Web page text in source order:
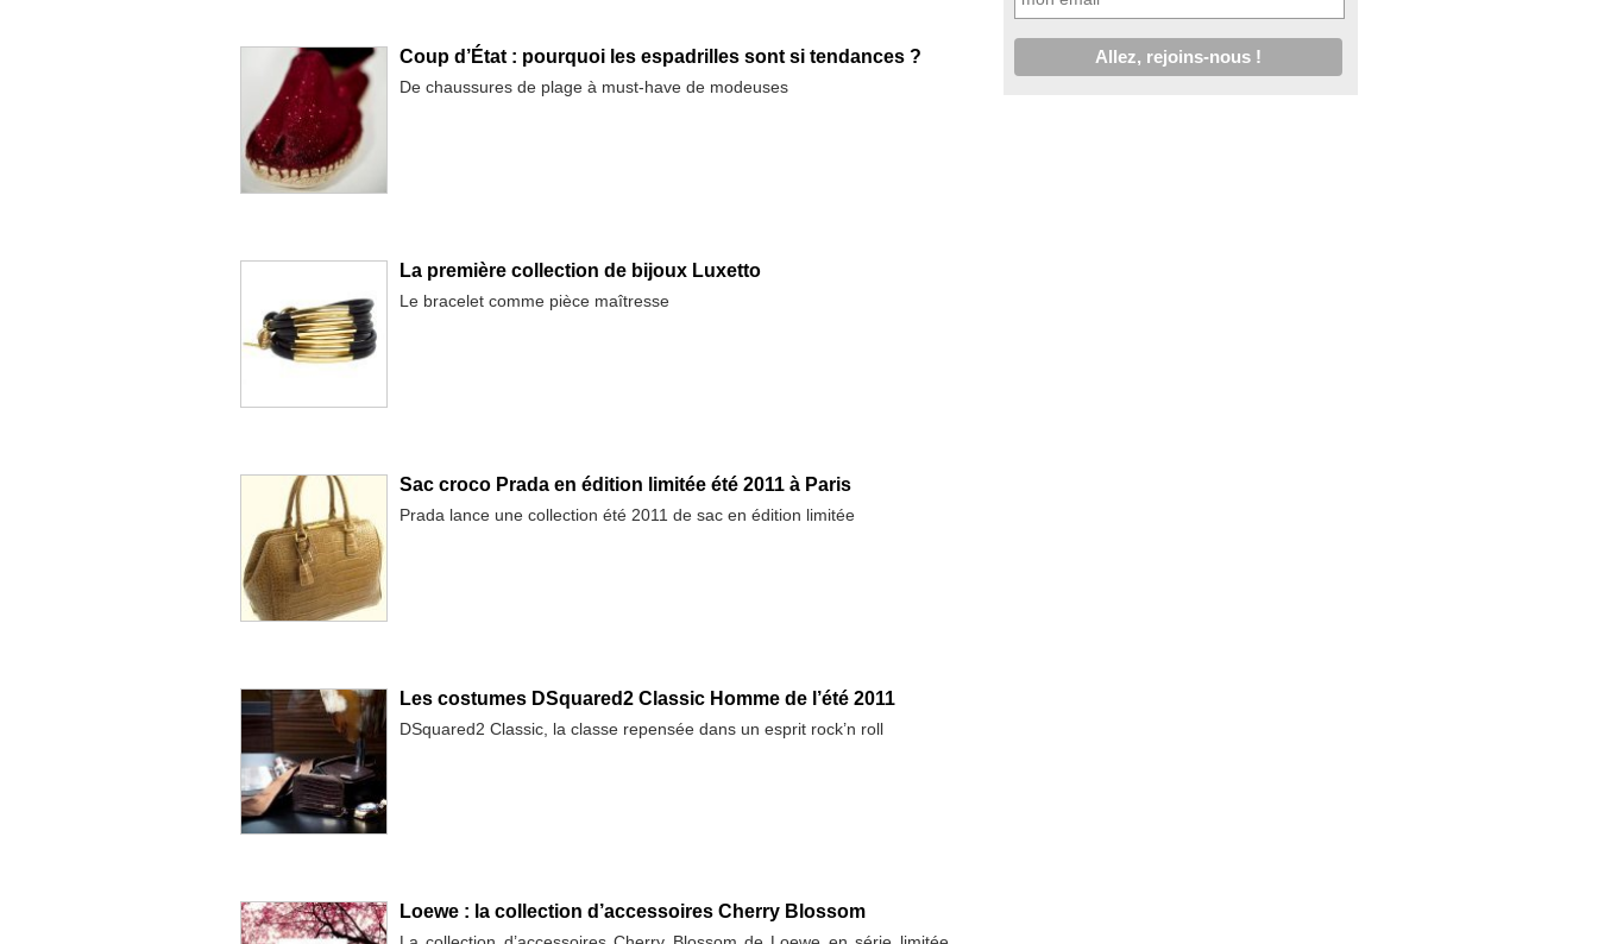
Coup d’État : pourquoi les espadrilles sont si tendances ?
De chaussures de plage à must-have de modeuses
La première collection de bijoux Luxetto
Le bracelet comme pièce maîtresse
Sac croco Prada en édition limitée été 2011 à Paris
Prada lance une collection été 2011 de sac en édition limitée
Les costumes DSquared2 Classic Homme de l’été 2011
DSquared2 Classic, la classe repensée dans un esprit rock’n roll
Loewe : la collection d’accessoires Cherry Blossom